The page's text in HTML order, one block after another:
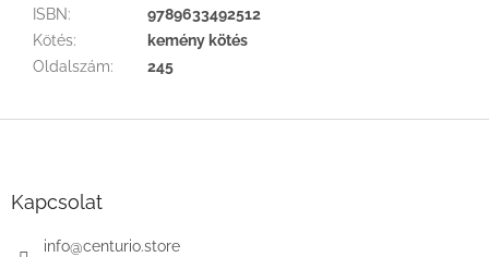
ISBN:
9789633492512
Kötés:
kemény kötés
Oldalszám: 245
Kapcsolat
info@centurio.store